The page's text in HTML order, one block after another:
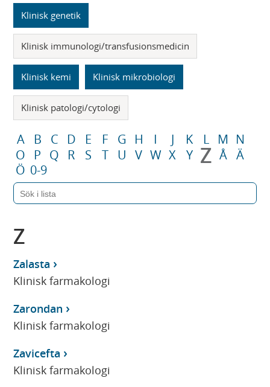
Klinisk genetik
Klinisk immunologi/transfusionsmedicin
Klinisk kemi Klinisk mikrobiologi
Klinisk patologi/cytologi
A B C D E F G H I J K L M N
O
P Q R S T U V W X Y Z Å Ä
Ö 0-9
Z
Zalasta
Klinisk farmakologi
Zarondan
Klinisk farmakologi
Zavicefta
Klinisk farmakologi